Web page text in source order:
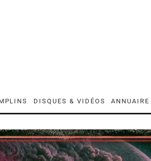
DISQUES & VIDÉOS ANNUAIRE